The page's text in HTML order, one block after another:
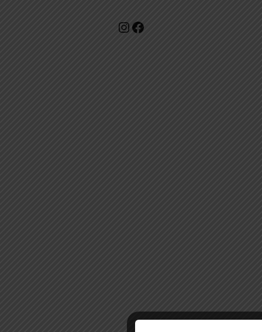
Check our photos on Instagram ! Facebook